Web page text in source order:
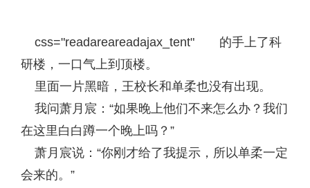
css="readareareadajax_tent" 的手上了科
研楼，一口气上到顶楼。
里面一片黑暗，王校长和单柔也没有出现。
我问萧月宸：“如果晚上他们不来怎么办？我们
在这里白白蹲一个晚上吗？”
萧月宸说：“你刚才给了我提示，所以单柔一定
会来的。”